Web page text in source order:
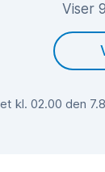
Viser
kl. 02.00 den